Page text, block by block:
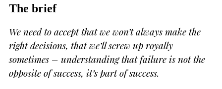
The brief
We need to accept that we won’t always make the
right decisions, that we’ll screw up royally
sometimes – understanding that failure is not the
opposite of success, it’s part of success.